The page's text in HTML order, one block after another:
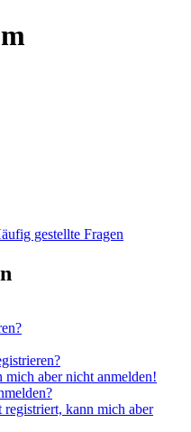
gestellte Fragen
aber nicht anmelden!
kann mich aber